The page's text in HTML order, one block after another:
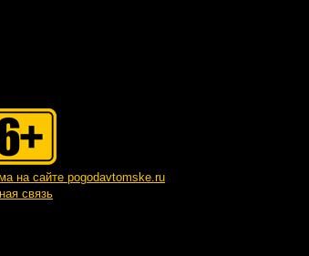
на сайте pogodavtomske.ru
связь